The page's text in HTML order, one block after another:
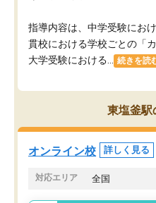
指導内容は、中学受験にお
貫校における学校ごとの「
大学受験における...
続きを読
東塩釜駅
オンライン校 詳しく見る
対応エリア 全国